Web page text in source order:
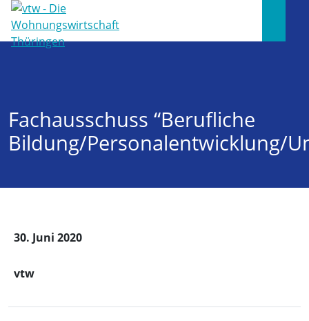
Fachausschuss “Berufliche
Bildung/Personalentwicklung/
30. Juni 2020
vtw